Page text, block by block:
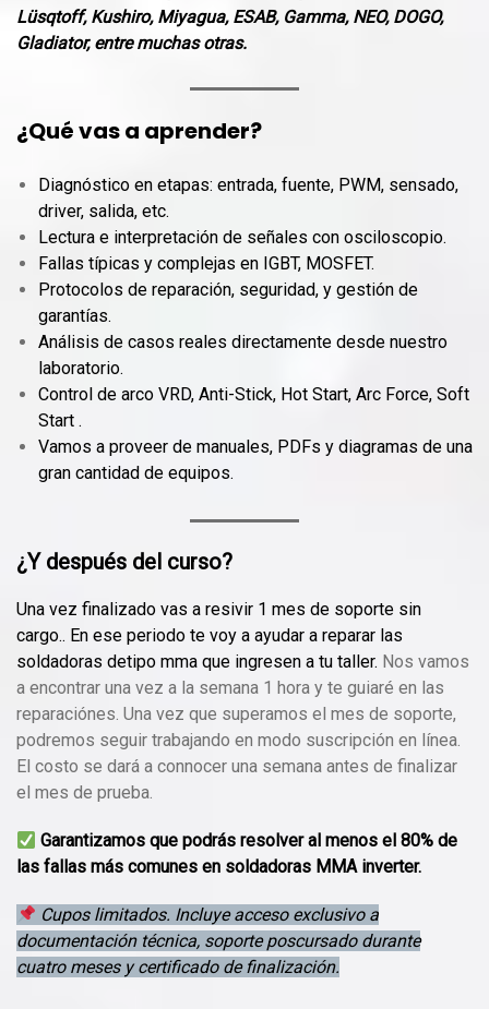
Lüsqtoff, Kushiro, Miyagua, ESAB, Gamma, NEO, DOGO,
Gladiator, entre muchas otras.
¿Qué vas a aprender?
Diagnóstico en etapas: entrada, fuente, PWM, sensado,
driver, salida, etc.
Lectura e interpretación de señales con osciloscopio.
Fallas típicas y complejas en IGBT, MOSFET.
Protocolos de reparación, seguridad, y gestión de
garantías.
Análisis de casos reales directamente desde nuestro
laboratorio.
Control de arco VRD, Anti-Stick, Hot Start, Arc Force, Soft
Start .
Vamos a proveer de manuales, PDFs y diagramas de una
gran cantidad de equipos.
¿Y después del curso?
Una vez finalizado vas a resivir 1 mes de soporte sin
cargo.. En ese periodo te voy a ayudar a reparar las
soldadoras detipo mma que ingresen a tu taller. Nos vamos
a encontrar una vez a la semana 1 hora y te guiaré en las
reparaciónes. Una vez que superamos el mes de soporte,
podremos seguir trabajando en modo suscripción en línea.
El costo se dará a connocer una semana antes de finalizar
el mes de prueba.
Garantizamos que podrás resolver al menos el 80% de
las fallas más comunes en soldadoras MMA inverter.
Cupos limitados. Incluye acceso exclusivo a
documentación técnica, soporte poscursado durante
cuatro meses y certificado de finalización.